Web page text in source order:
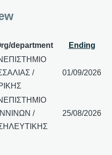
department
Ending
/
01/09/2026
/
25/08/2026